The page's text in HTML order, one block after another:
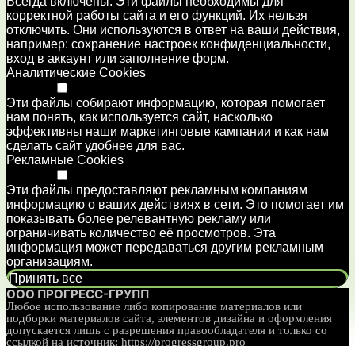
корректной работы сайта и его функций. Их нельзя
отключить. Они используются в ответ на ваши действия,
например: сохранение настроек конфиденциальности,
вход в аккаунт или заполнение форм.
Аналитические Cookies
Эти файлы собирают информацию, которая помогает
нам понять, как используется сайт, насколько
эффективны наши маркетинговые кампании и как нам
сделать сайт удобнее для вас.
Рекламные Cookies
Эти файлы предоставляют рекламным компаниям
информацию о ваших действиях в сети. Это помогает им
показывать более релевантную рекламу или
ограничивать количество её просмотров. Эта
информация может передаваться другим рекламным
организациям.
Принять все
ООО ПРОГРЕСС-ГРУПП
Любое использование либо копирование материалов или
подборки материалов сайта, элементов дизайна и оформления
допускается лишь с разрешения правообладателя и только со
ссылкой на источник: https://progressgroup.pro